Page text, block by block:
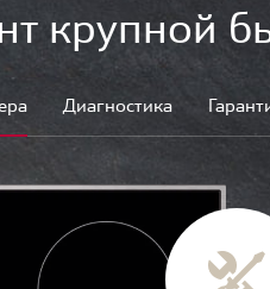
крупной
Диагностика